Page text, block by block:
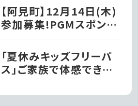
【阿見町】12月14日(木)
参加募集!PGMスポンサ
ーシップ契約プロが出演
する『PGMプロアマイベ
ント2023』を開催!!
「夏休みキッズフリーパ
ス」ご家族で体感できる
の夏休み」｜石岡市